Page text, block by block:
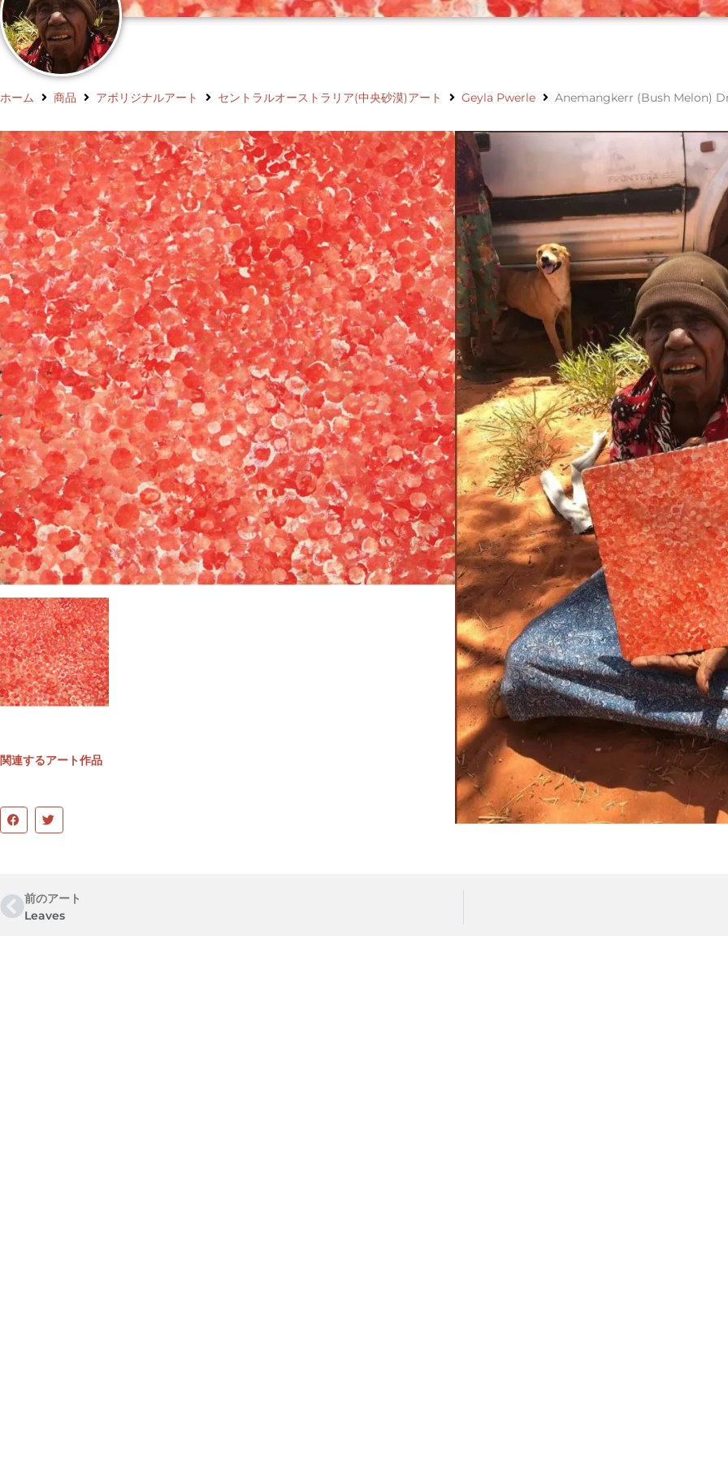
ホーム 商品 アボリジナルアート セントラルオーストラリア(中央砂漠)アート Geyla Pwerle Anemangkerr (Bush Melon)
Anemangkerr (Bush Melon)
アート番号：MB054462
アートサイズ【縦】30cm
X【横】30cm
アーティスト： Geyla Pwerle アーティスト情報
Geylaが描いたのはAnemangkerrという小さな
ン」と表現しています。ビタミンCを多く含み
は食べられない黒い種を取り除いた後、串に通
ことができます。
Anemangkerrにまつわる祖先のドリームタイ
属しています。この古代の赤い土地は、オース
スから北東に約200キロ離れたAlyawarreの中心
売約済
バーチャルギャラ
カートを見る
関連するアート作品
前のアート
Leaves